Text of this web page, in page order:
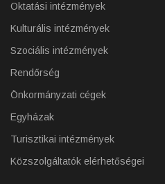
Oktatási intézmények
Kulturális intézmények
Szociális intézmények
Rendőrség
Önkormányzati cégek
Egyházak
Turisztikai intézmények
Közszolgáltatók elérhetőségei